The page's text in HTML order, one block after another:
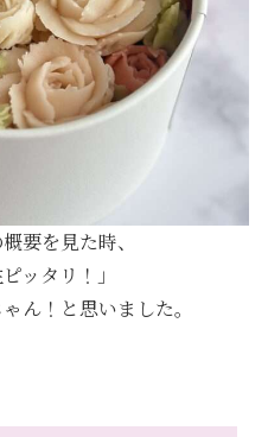
要を見た時、
ッタリ！」
ん！と思いました。